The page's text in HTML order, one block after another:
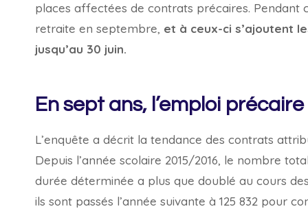
places affectées de contrats précaires.
retraite en septembre, et à ceux-ci s’ajoutent
jusqu’au 30 juin.
En sept ans, l’emploi
L’enquête a décrit la tendance des contrats
Depuis l’année scolaire 2015/2016, le nombre
durée déterminée a plus que doublé au cours
ils sont passés l’année suivante à 125 832 pour